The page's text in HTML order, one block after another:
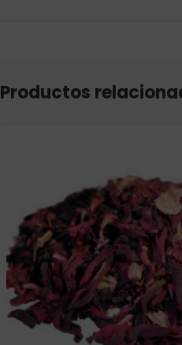
Productos